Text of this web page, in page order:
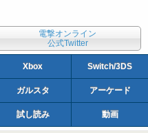
電撃オンライン
公式Twitter
Xbox Switch/3DS
ガルスタ アーケード
試し読み 動画